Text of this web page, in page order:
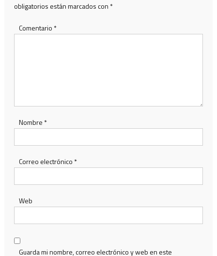
obligatorios están marcados con *
Comentario *
Nombre *
Correo electrónico *
Web
Guarda mi nombre, correo electrónico y web en este